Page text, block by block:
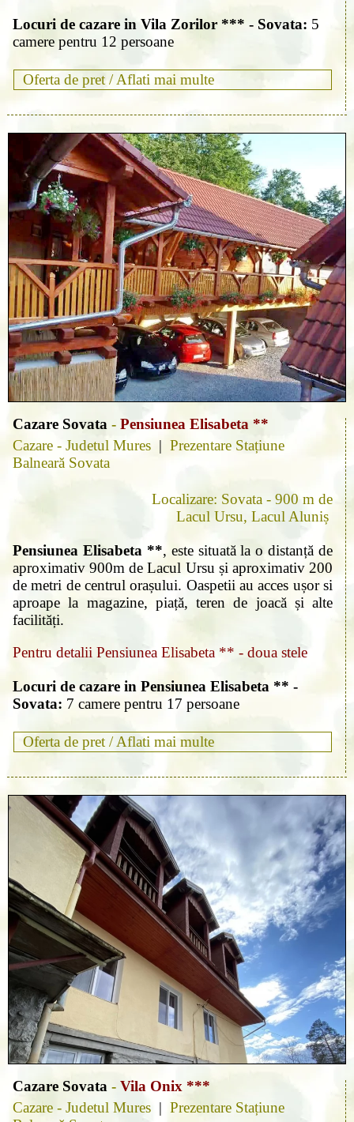
Locuri de cazare in Vila Zorilor *** - Sovata: 5
camere pentru 12 persoane
Oferta de pret / Aflati mai multe
Cazare Sovata - Pensiunea Elisabeta **
Cazare - Judetul Mures | Prezentare Stațiune
Balneară Sovata
Localizare: Sovata - 900 m de
Lacul Ursu, Lacul Aluniș
Pensiunea Elisabeta **, este situată la o distanță de
aproximativ 900m de Lacul Ursu și aproximativ 200
de metri de centrul orașului. Oaspetii au acces ușor si
aproape la magazine, piață, teren de joacă și alte
facilități.
Pentru detalii Pensiunea Elisabeta ** - doua stele
Locuri de cazare in Pensiunea Elisabeta ** -
Sovata: 7 camere pentru 17 persoane
Oferta de pret / Aflati mai multe
Cazare Sovata - Vila Onix ***
Cazare - Judetul Mures | Prezentare Stațiune